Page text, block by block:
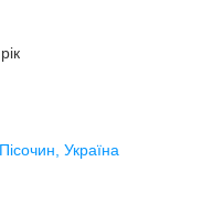
Україна